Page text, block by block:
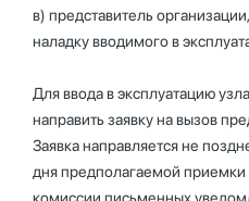
в) представитель
наладку вводимого в
Для ввода в эксплуатацию
направить заявку на вызов
Заявка направляется не
дня предполагаемой
комиссии письменных